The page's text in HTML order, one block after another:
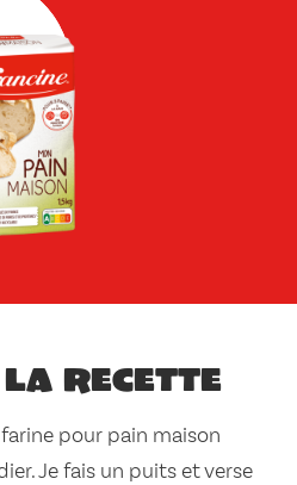
la recette
pour pain maison
Je fais un puits et verse